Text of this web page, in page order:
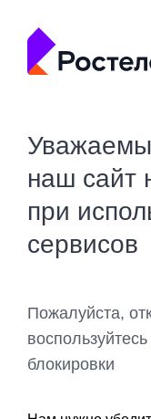
наш сайт
при
сервисов
Пожалуйста,
блокировки